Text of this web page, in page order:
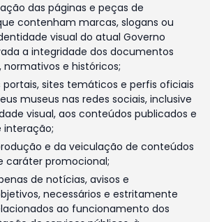
das páginas e peças de
contenham marcas, slogans ou
visual do atual Governo
a integridade dos documentos
e históricos;
sites temáticos e perfis oficiais
museus nas redes sociais, inclusive
visual, aos conteúdos publicados e
interação;
e da veiculação de conteúdos
caráter promocional;
de notícias, avisos e
necessários e estritamente
ao funcionamento dos